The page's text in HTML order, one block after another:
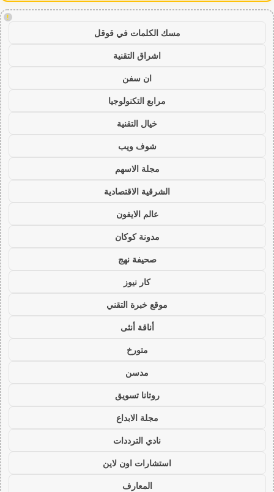
!
مسك الكلمات في قوقل
اشراق التقنية
ان سفن
مرابع التكنولوجيا
خيال التقنية
شوف ويب
مجلة الاسهم
الشرقية الاقتصادية
عالم الايفون
مدونة كوكان
صحيفة نهج
كار نيوز
موقع خبرة التقني
أناقة أنثى
متورخ
مدسن
روتانا تسويق
مجلة الابداع
نادي الترددات
استشارات اون لاين
المعارف